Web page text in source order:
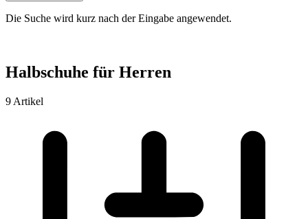
Die Suche wird kurz nach der Eingabe angewendet.
Halbschuhe für Herren
9 Artikel